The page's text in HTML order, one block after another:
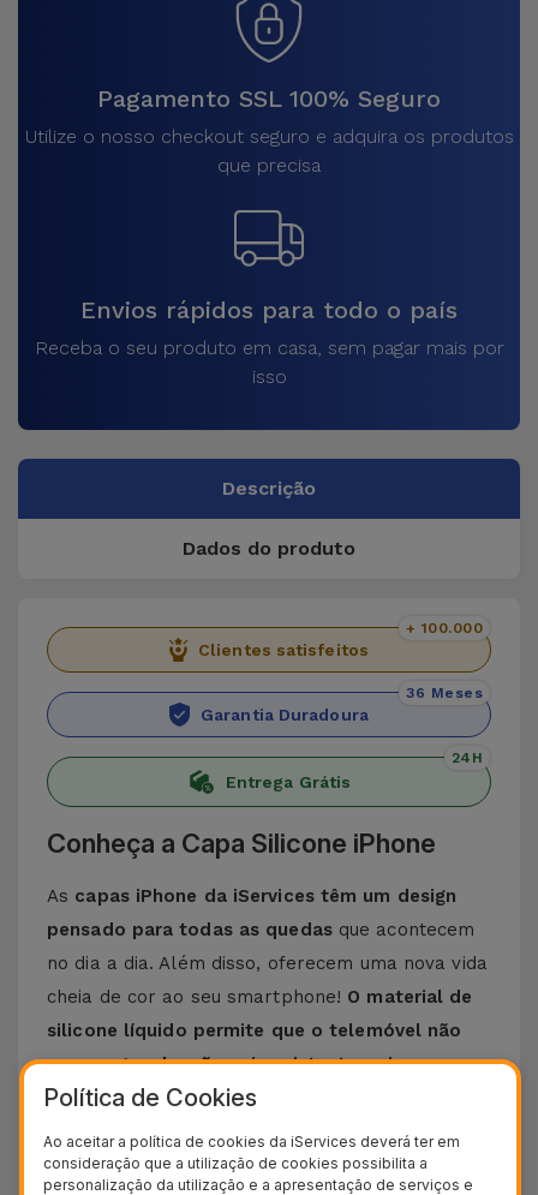
Pagamento SSL 100% Seguro
Utilize o nosso checkout seguro e adquira os produtos
que precisa
Envios rápidos para todo o país
Receba o seu produto em casa, sem pagar mais por
isso
Descrição
Dados do produto
Clientes satisfeitos
+ 100.000
Garantia Duradoura
36 Meses
Entrega Grátis
24H
Conheça a Capa Silicone iPhone
As capas iPhone da iServices têm um design
pensado para todas as quedasque acontecem
no dia a dia. Além disso, oferecem uma nova vida
cheia de cor ao seu smartphone! O material de
silicone líquido permite que o telemóvel não
escorregue da mão e é resistente a riscos.
Esta Capa é compatível com os modelos
15
, 14, 13, 12 entre outros bem como os mais
recentes modelos da Apple, oiPhone 16e
Política de Cookies
Ao aceitar a política de cookies da iServices deverá ter em
consideração que a utilização de cookies possibilita a
personalização da utilização e a apresentação de serviços e